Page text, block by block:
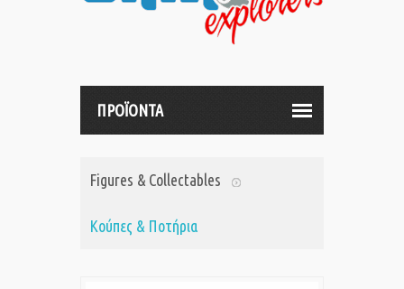
ΠΡΟΪΟΝΤΑ
Figures & Collectables
Κούπες & Ποτήρια